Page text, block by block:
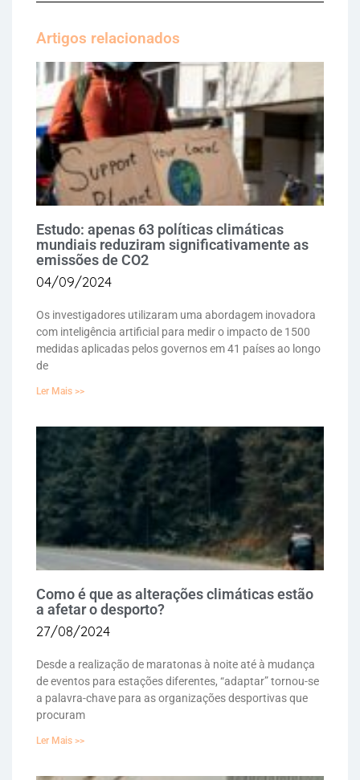
Artigos relacionados
Estudo: apenas 63 políticas climáticas
mundiais reduziram significativamente as
emissões de CO2
04/09/2024
Os investigadores utilizaram uma abordagem inovadora
com inteligência artificial para medir o impacto de 1500
medidas aplicadas pelos governos em 41 países ao longo
de
Ler Mais >>
Como é que as alterações climáticas estão
a afetar o desporto?
27/08/2024
Desde a realização de maratonas à noite até à mudança
de eventos para estações diferentes, “adaptar” tornou-se
a palavra-chave para as organizações desportivas que
procuram
Ler Mais >>